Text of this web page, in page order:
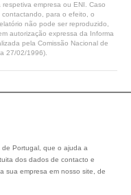
empresa ou ENI. Caso
para o efeito, o
não pode ser reproduzido,
autorização expressa da Informa
pela Comissão Nacional de
27/02/1996).
de Portugal, que o ajuda a
dos dados de contacto e
sua empresa em nosso site, de